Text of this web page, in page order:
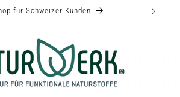
für Schweizer Kunden